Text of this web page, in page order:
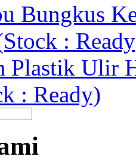
Bungkus
:
Plastik Ulir
: Ready)